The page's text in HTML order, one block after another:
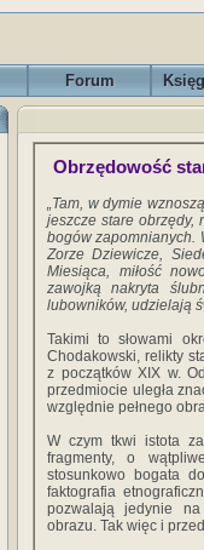
Forum
Obrzędowość
„Tam, w dymie
jeszcze stare obrzędy,
bogów zapomnianych.
Zorze Dziewicze,
Miesiąca, miłość
zawojką nakryta
lubowników, udzie­lają
Takimi to słowami
Chodakowski, relikty
z początków XIX w.
przedmiocie uległa
względnie pełnego
W czym tkwi istota
fragmenty, o
stosunkowo bogata
faktografia
pozwalają jedynie na
obrazu. Tak więc i